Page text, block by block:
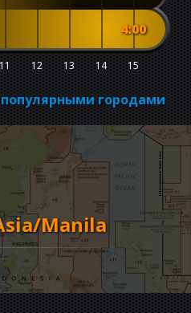
11 12 13 14 15
4:00
городами
Manila